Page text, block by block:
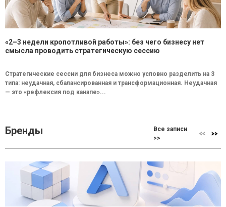
«2–3 недели кропотливой работы»: без чего бизнесу нет
смысла проводить стратегическую сессию
Стратегические сессии для бизнеса можно условно разделить на 3
типа: неудачная, сбалансированная и трансформационная. Неудачная
— это «рефлексия под канапе»...
Бренды
Все записи
>>